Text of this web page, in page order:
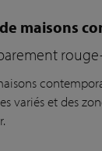
maisons
variés et des